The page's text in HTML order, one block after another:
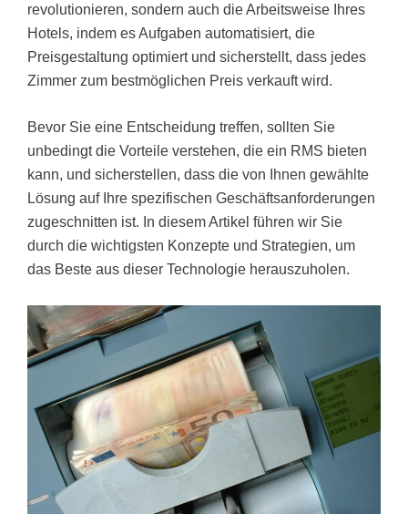
revolutionieren, sondern auch die Arbeitsweise Ihres
Hotels, indem es Aufgaben automatisiert, die
Preisgestaltung optimiert und sicherstellt, dass jedes
Zimmer zum bestmöglichen Preis verkauft wird.
Bevor Sie eine Entscheidung treffen, sollten Sie
unbedingt die Vorteile verstehen, die ein RMS bieten
kann, und sicherstellen, dass die von Ihnen gewählte
Lösung auf Ihre spezifischen Geschäftsanforderungen
zugeschnitten ist. In diesem Artikel führen wir Sie
durch die wichtigsten Konzepte und Strategien, um
das Beste aus dieser Technologie herauszuholen.